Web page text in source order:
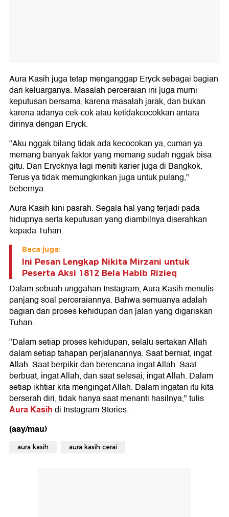
Aura Kasih juga tetap menganggap Eryck sebagai bagian
dari keluarganya. Masalah perceraian ini juga murni
keputusan bersama, karena masalah jarak, dan bukan
karena adanya cek-cok atau ketidakcocokkan antara
dirinya dengan Eryck.
"Aku nggak bilang tidak ada kecocokan ya, cuman ya
memang banyak faktor yang memang sudah nggak bisa
gitu. Dan Erycknya lagi meniti karier juga di Bangkok.
Terus ya tidak memungkinkan juga untuk pulang,"
bebernya.
Aura Kasih kini pasrah. Segala hal yang terjadi pada
hidupnya serta keputusan yang diambilnya diserahkan
kepada Tuhan.
Baca juga:
Ini Pesan Lengkap Nikita Mirzani untuk
Peserta Aksi 1812 Bela Habib Rizieq
Dalam sebuah unggahan Instagram, Aura Kasih menulis
panjang soal perceraiannya. Bahwa semuanya adalah
bagian dari proses kehidupan dan jalan yang digariskan
Tuhan.
"Dalam setiap proses kehidupan, selalu sertakan Allah
dalam setiap tahapan perjalanannya. Saat berniat, ingat
Allah. Saat berpikir dan berencana ingat Allah. Saat
berbuat, ingat Allah, dan saat selesai, ingat Allah. Dalam
setiap ikhtiar kita mengingat Allah. Dalam ingatan itu kita
berserah diri, tidak hanya saat menanti hasilnya," tulis
Aura Kasihdi Instagram Stories.
(aay/mau)
aura kasih aura kasih cerai